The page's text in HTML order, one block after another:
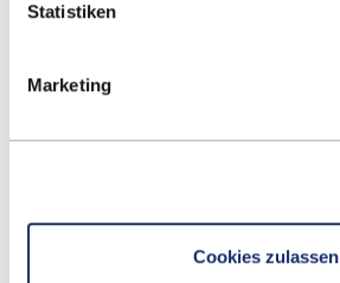
Statistiken
Marketing
Cookies zulassen
Nach oben